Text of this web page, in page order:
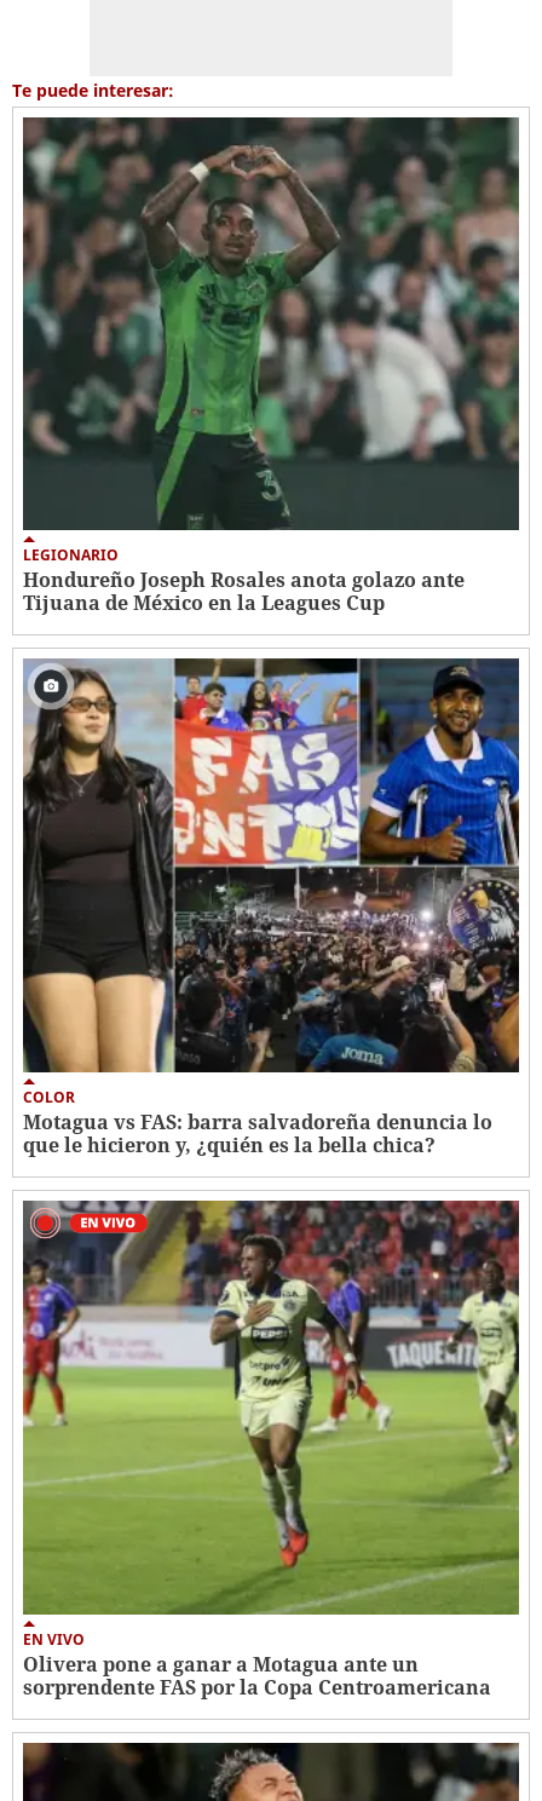
Te puede interesar:
LEGIONARIO
Hondureño Joseph Rosales anota golazo ante
Tijuana de México en la Leagues Cup
COLOR
Motagua vs FAS: barra salvadoreña denuncia lo
que le hicieron y, ¿quién es la bella chica?
EN VIVO
Olivera pone a ganar a Motagua ante un
sorprendente FAS por la Copa Centroamericana